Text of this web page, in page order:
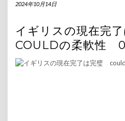
2024年10月14日
イギリスの現在完
COULDの柔軟性